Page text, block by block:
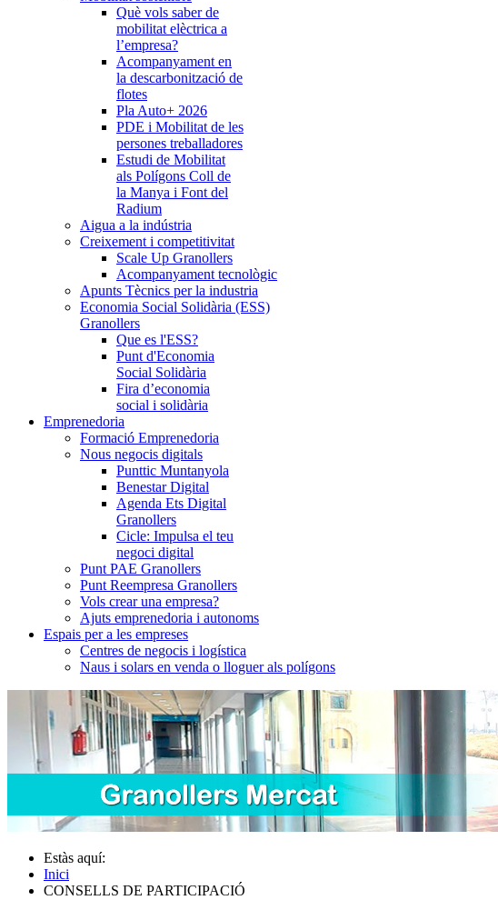
Què vols saber de
mobilitat elèctrica a
l’empresa?
Acompanyament en
la descarbonització de
flotes
Pla Auto+ 2026
PDE i Mobilitat de les
persones treballadores
Estudi de Mobilitat
als Polígons Coll de
la Manya i Font del
Radium
Aigua a la indústria
Creixement i competitivitat
Scale Up Granollers
Acompanyament tecnològic
Apunts Tècnics per la industria
Economia Social Solidària (ESS)
Granollers
Que es l'ESS?
Punt d'Economia
Social Solidària
Fira d’economia
social i solidària
Emprenedoria
Formació Emprenedoria
Nous negocis digitals
Punttic Muntanyola
Benestar Digital
Agenda Ets Digital
Granollers
Cicle: Impulsa el teu
negoci digital
Punt PAE Granollers
Punt Reempresa Granollers
Vols crear una empresa?
Ajuts emprenedoria i autonoms
Espais per a les empreses
Centres de negocis i logística
Naus i solars en venda o lloguer als polígons
Estàs aquí:
Inici
CONSELLS DE PARTICIPACIÓ